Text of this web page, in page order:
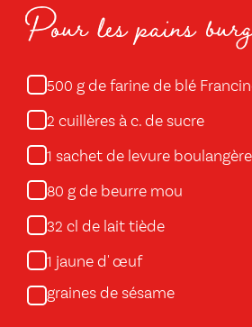
Pour les pains
500 g de farine de blé
2 cuillères à c. de sucre
1 sachet de levure
80 g de beurre mou
32 cl de lait tiède
1 jaune d' œuf
graines de sésame